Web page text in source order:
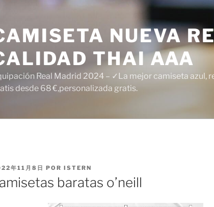
NUEVA
THAI AAA
Real Madrid 2024 – ✓La mejor camiseta azul,
desde 68 €,personalizada gratis.
年11月8日 POR ISTERN
baratas o’neill